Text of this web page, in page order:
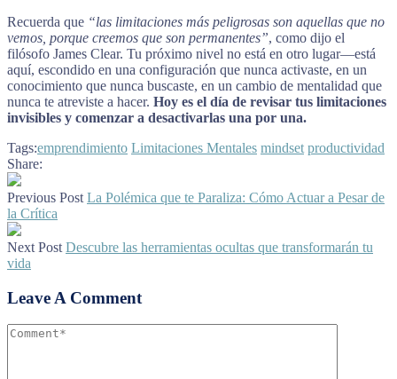
Recuerda que “las limitaciones más peligrosas son aquellas que no
vemos, porque creemos que son permanentes”, como dijo el
filósofo James Clear. Tu próximo nivel no está en otro lugar—está
aquí, escondido en una configuración que nunca activaste, en un
conocimiento que nunca buscaste, en un cambio de mentalidad que
nunca te atreviste a hacer. Hoy es el día de revisar tus limitaciones
invisibles y comenzar a desactivarlas una por una.
Tags:emprendimiento Limitaciones Mentales mindset productividad
Share:
Previous Post La Polémica que te Paraliza: Cómo Actuar a Pesar de
la Crítica
Next Post Descubre las herramientas ocultas que transformarán tu
vida
Leave A Comment